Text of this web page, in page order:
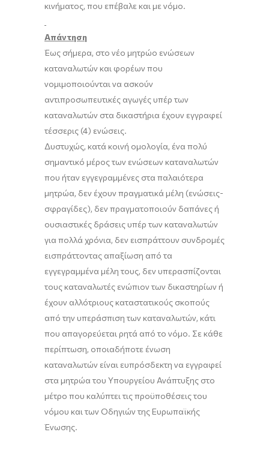
κινήµατος, που επέβαλε και µε νόµο.
Απάντηση
Έως σήμερα, στο νέο μητρώο ενώσεων
καταναλωτών και φορέων που
νομιμοποιούνται να ασκούν
αντιπροσωπευτικές αγωγές υπέρ των
καταναλωτών στα δικαστήρια έχουν εγγραφεί
τέσσερις (4) ενώσεις.
Δυστυχώς, κατά κοινή ομολογία, ένα πολύ
σημαντικό μέρος των ενώσεων καταναλωτών
που ήταν εγγεγραμμένες στα παλαιότερα
μητρώα, δεν έχουν πραγματικά μέλη (ενώσεις-
σφραγίδες), δεν πραγματοποιούν δαπάνες ή
ουσιαστικές δράσεις υπέρ των καταναλωτών
για πολλά χρόνια, δεν εισπράττουν συνδρομές
εισπράττοντας απαξίωση από τα
εγγεγραμμένα μέλη τους, δεν υπερασπίζονται
τους καταναλωτές ενώπιον των δικαστηρίων ή
έχουν αλλότριους καταστατικούς σκοπούς
από την υπεράσπιση των καταναλωτών, κάτι
που απαγορεύεται ρητά από το νόμο. Σε κάθε
περίπτωση, οποιαδήποτε ένωση
καταναλωτών είναι ευπρόσδεκτη να εγγραφεί
στα μητρώα του Υπουργείου Ανάπτυξης στο
μέτρο που καλύπτει τις προϋποθέσεις του
νόμου και των Οδηγιών της Ευρωπαϊκής
Ένωσης.